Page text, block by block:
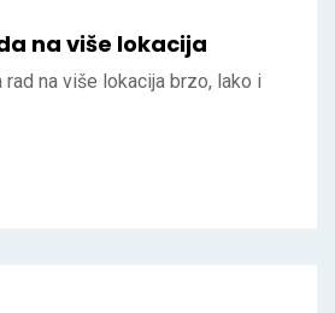
na više lokacija
rad na više lokacija brzo, lako i